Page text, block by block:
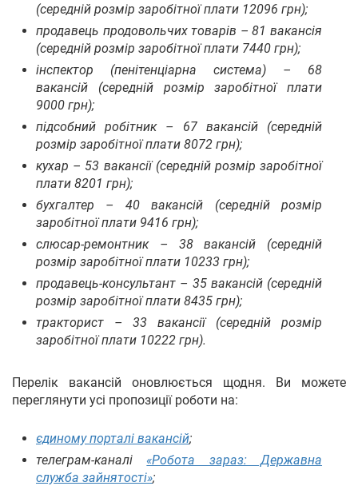
(середній розмір заробітної плати 12096 грн);
продавець продовольчих товарів – 81 вакансія
(середній розмір заробітної плати 7440 грн);
інспектор (пенітенціарна система) – 68
вакансій (середній розмір заробітної плати
9000 грн);
підсобний робітник – 67 вакансій (середній
розмір заробітної плати 8072 грн);
кухар – 53 вакансії (середній розмір заробітної
плати 8201 грн);
бухгалтер – 40 вакансій (середній розмір
заробітної плати 9416 грн);
слюсар-ремонтник – 38 вакансій (середній
розмір заробітної плати 10233 грн);
продавець-консультант – 35 вакансій (середній
розмір заробітної плати 8435 грн);
тракторист – 33 вакансії (середній розмір
заробітної плати 10222 грн).
Перелік вакансій оновлюється щодня. Ви можете
переглянути усі пропозиції роботи на:
єдиному порталі вакансій;
телеграм-каналі «Робота зараз: Державна
служба зайнятості»;